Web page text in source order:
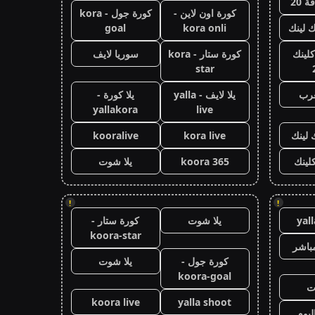
لينك
لينك
!
كورة اون لاين -
kora onli
كورة جول - kora
goal
كورة ستار - kora
star
سوريا لايف
يلا لايف - yalla
live
يلا كورة -
yallakora
kora live
kooralive
koora 365
يلا شوت
!
يلا شوت
كورة ستار -
koora-star
كورة جول -
koora-goal
يلا شوت
yalla shoot
koora live